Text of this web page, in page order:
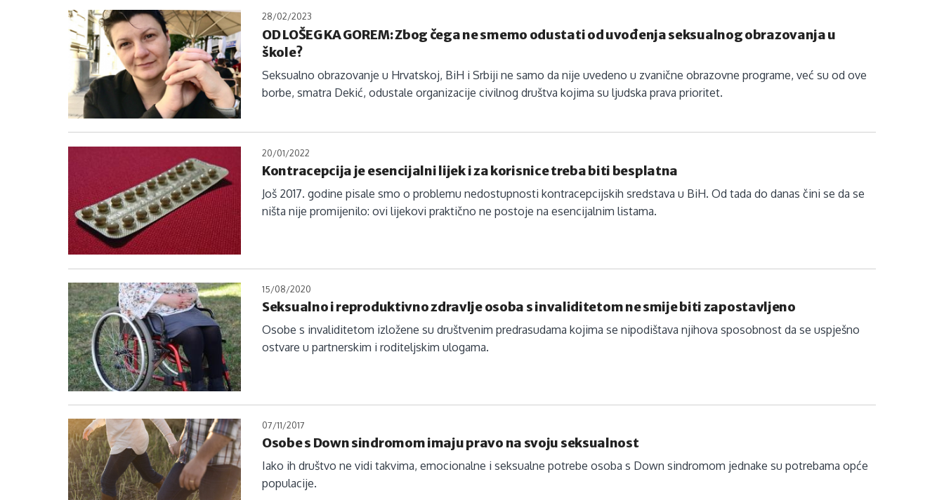
28/02/2023
OD LOŠEG KA GOREM: Zbog čega ne smemo odustati od uvođenja seksualnog obrazovanja u
škole?
Seksualno obrazovanje u Hrvatskoj, BiH i Srbiji ne samo da nije uvedeno u zvanične obrazovne programe, već su od ove
borbe, smatra Dekić, odustale organizacije civilnog društva kojima su ljudska prava prioritet.
20/01/2022
Kontracepcija je esencijalni lijek i za korisnice treba biti besplatna
Još 2017. godine pisale smo o problemu nedostupnosti kontracepcijskih sredstava u BiH. Od tada do danas čini se da se
ništa nije promijenilo: ovi lijekovi praktično ne postoje na esencijalnim listama.
15/08/2020
Seksualno i reproduktivno zdravlje osoba s invaliditetom ne smije biti zapostavljeno
Osobe s invaliditetom izložene su društvenim predrasudama kojima se nipodištava njihova sposobnost da se uspješno
ostvare u partnerskim i roditeljskim ulogama.
07/11/2017
Osobe s Down sindromom imaju pravo na svoju seksualnost
Iako ih društvo ne vidi takvima, emocionalne i seksualne potrebe osoba s Down sindromom jednake su potrebama opće
populacije.